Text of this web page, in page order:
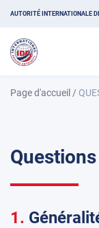
AUTORITÉ INTERNATIONALE
Page d'accueil /
1.